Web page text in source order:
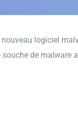
logiciel
de